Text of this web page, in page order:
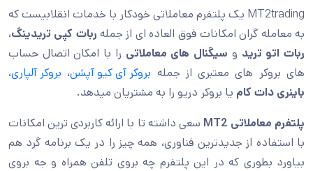
MT2trading یک پلتفرم معاملاتی خودکار با خدمات انقلابیست که
به معامله گران امکانات فوق العاده ای از جمله ربات کپی تریدینگ،
ربات اتو ترید و سیگنال های معاملاتی را با امکان اتصال حساب
های بروکر های معتبری از جمله بروکر آی کیو آپشن، بروکر آلپاری،
باینری دات کام یا بروکر دریو را به مشتریان میدهد.
پلتفرم معاملاتی MT2
سعی داشته تا با ارائه کاربردی ترین امکانات
با استفاده از جدیدترین فناوری، همه چیز را در یک برنامه گرد هم
بیاورد بطوری که در این پلتفرم چه بروی تلفن همراه و جه بروی